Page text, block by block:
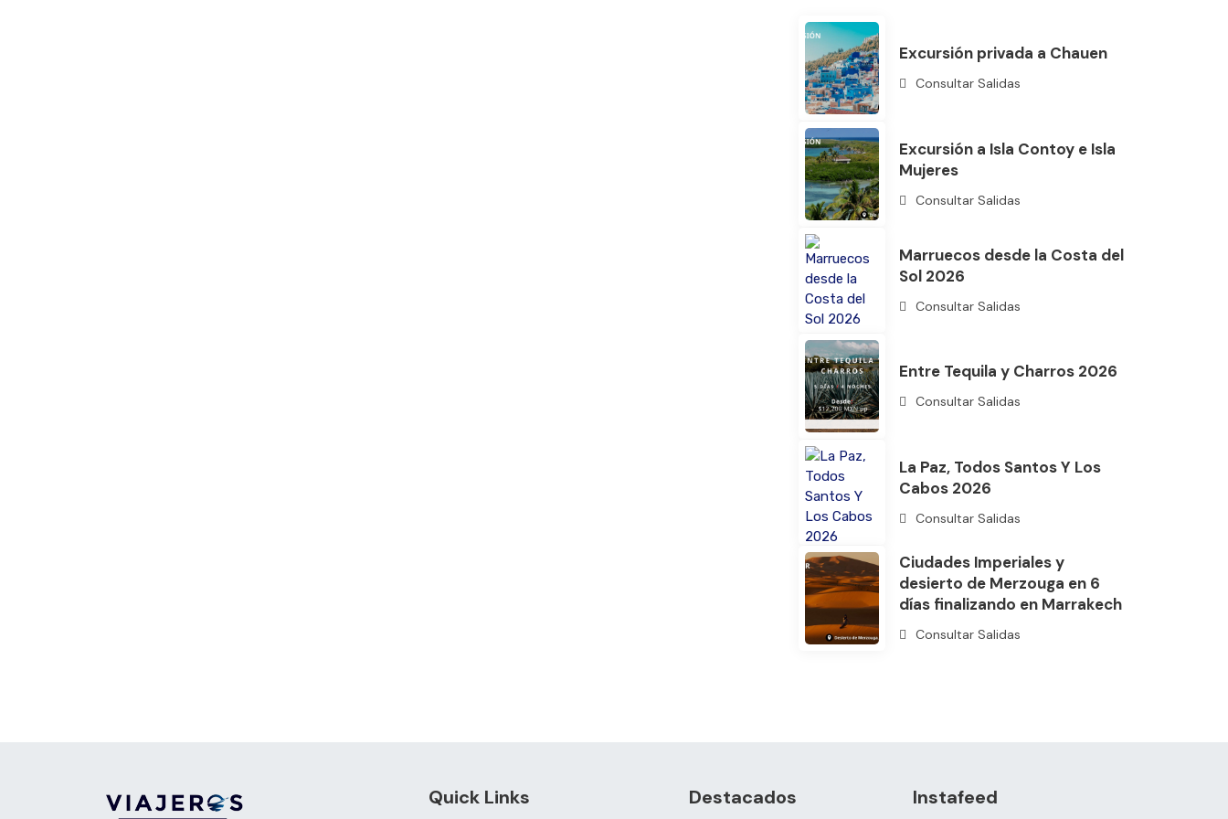
Excursión privada a Chauen
Consultar Salidas
Excursión a Isla Contoy e Isla
Mujeres
Consultar Salidas
Marruecos desde la Costa del
Sol 2026
Consultar Salidas
Entre Tequila y Charros 2026
Consultar Salidas
La Paz, Todos Santos Y Los
Cabos 2026
Consultar Salidas
Ciudades Imperiales y
desierto de Merzouga en 6
días finalizando en Marrakech
Consultar Salidas
Quick Links Destacados Instafeed